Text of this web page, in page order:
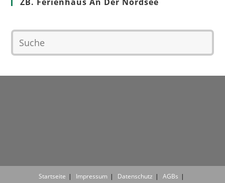
Startseite Impressum Datenschutz
AGBs